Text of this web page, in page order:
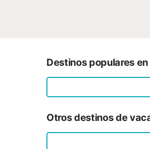
Destinos populares
Otros destinos de